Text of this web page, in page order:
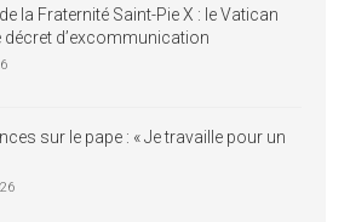
la Fraternité Saint-Pie X : le Vatican
décret d’excommunication
sur le pape : « Je travaille pour un